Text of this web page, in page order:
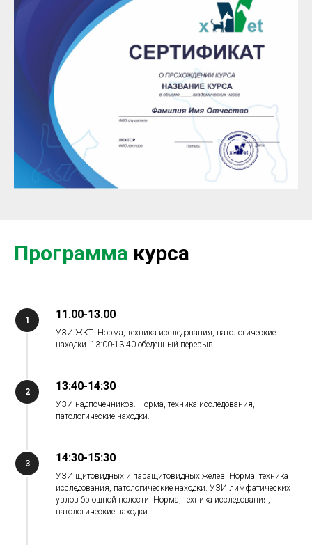
Программа курса
1 11.00-13.00
УЗИ ЖКТ. Норма, техника исследования, патологические
находки. 13:00-13:40 обеденный перерыв.
2 13:40-14:30
УЗИ надпочечников. Норма, техника исследования,
патологические находки.
3 14:30-15:30
УЗИ щитовидных и паращитовидных желез. Норма, техника
исследования, патологические находки. УЗИ лимфатических
узлов брюшной полости. Норма, техника исследования,
патологические находки.